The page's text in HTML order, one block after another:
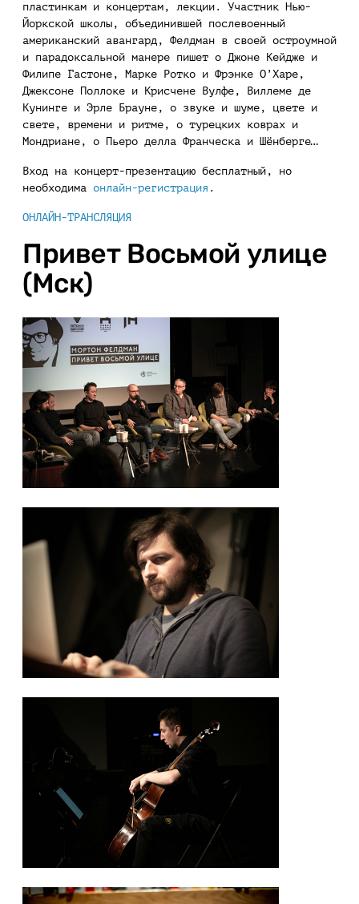
пластинкам и концертам, лекции. Участник Нью-
Йоркской школы, объединившей послевоенный
американский авангард, Фелдман в своей остроумной
и парадоксальной манере пишет о Джоне Кейдже и
Филипе Гастоне, Марке Ротко и Фрэнке О’Харе,
Джексоне Поллоке и Крисчене Вулфе, Виллеме де
Кунинге и Эрле Брауне, о звуке и шуме, цвете и
свете, времени и ритме, о турецких коврах и
Мондриане, о Пьеро делла Франческа и Шёнберге…
Вход на концерт-презентацию бесплатный, но
необходима онлайн-регистрация .
ОНЛАЙН-ТРАНСЛЯЦИЯ
Привет Восьмой улице
(Мск)